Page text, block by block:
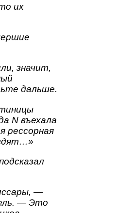
их
значит,
дальше.
N въехала
рессорная
—
— Это